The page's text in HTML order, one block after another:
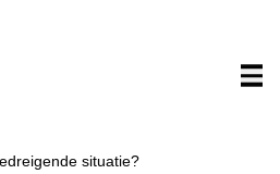
situatie?